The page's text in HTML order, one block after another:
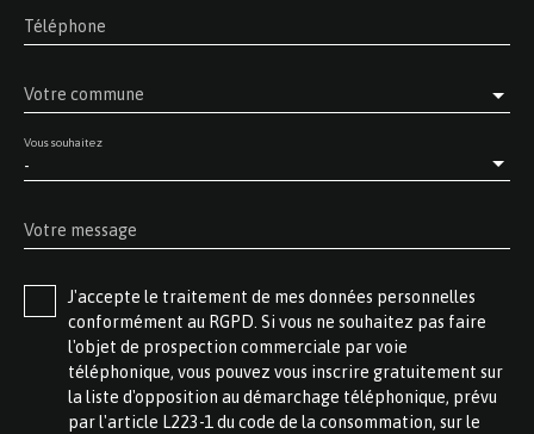
Téléphone
Votre commune
-
Vous souhaitez
Votre message
J'accepte le traitement de mes données personnelles
conformément au RGPD. Si vous ne souhaitez pas faire
l'objet de prospection commerciale par voie
téléphonique, vous pouvez vous inscrire gratuitement sur
la liste d'opposition au démarchage téléphonique, prévu
par l'article L223-1 du code de la consommation, sur le